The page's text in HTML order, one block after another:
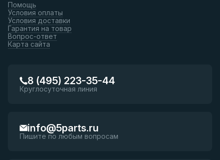
Помощь
Условия оплаты
Условия доставки
Гарантия на товар
Вопрос-ответ
Карта сайта
8 (495) 223-35-44
Круглосуточная линия
info@5parts.ru
Пишите по любым вопросам